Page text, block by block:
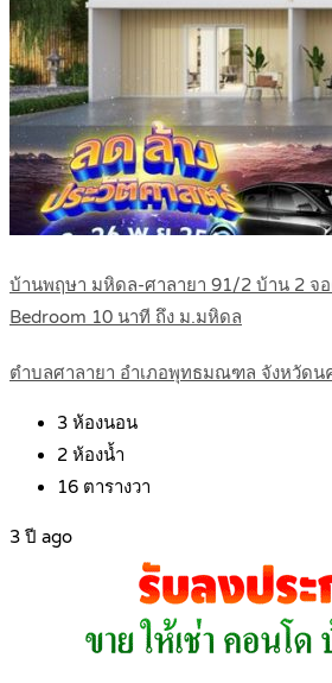
บ้านพฤษา มหิดล-ศาลายา 91/2 บ้าน 2 จ
Bedroom 10 นาที ถึง ม.มหิดล
ตำบลศาลายา อำเภอพุทธมณฑล จังหวัดน
3 ห้องนอน
2 ห้องน้ำ
16 ตารางวา
3 ปี ago